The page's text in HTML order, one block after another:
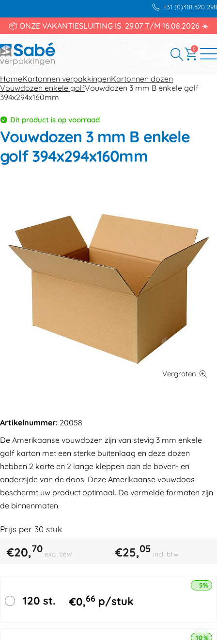
+31 (0)318 520 298
📦 ONZE VAKANTIESLUITING IS 29.07 T/M 16.08.2026 ☀️
0
HomeKartonnen verpakkingenKartonnen dozen
Vouwdozen enkele golfVouwdozen 3 mm B enkele golf
394x294x160mm
Dit product is op voorraad
Vouwdozen 3 mm B enkele
golf 394x294x160mm
Artikelnummer: 20058
De Amerikaanse vouwdozen zijn van stevig 3 mm enkele
golf karton met een sterke buitenlaag en deze dozen
hebben 2 korte en 2 lange kleppen aan de boven- en
onderzijde van de doos. Deze Amerikaanse vouwdoos
beschermt uw product optimaal. De vermelde formaten zijn
de binnenmaten.
Prijs per 30 stuk
€20,70 excl. btw €25,05 incl. btw
120 st. €0,66 p/stuk
5%
10%